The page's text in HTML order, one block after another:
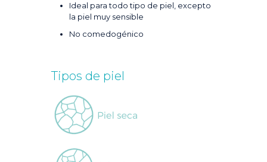
Ideal para todo tipo de piel, excepto
la piel muy sensible
No comedogénico
Tipos de piel